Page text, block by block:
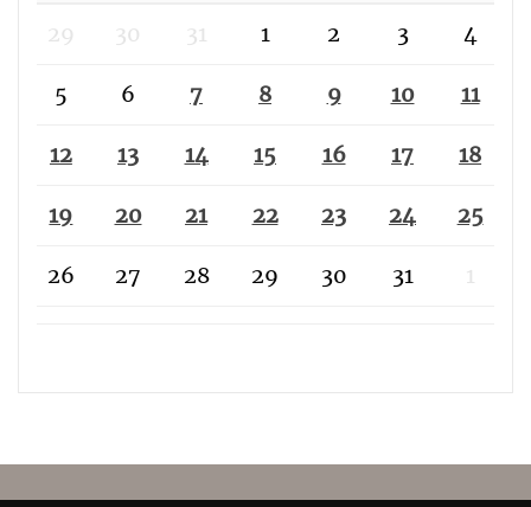
29 30 31 1 2 3 4
5 6 7 8 9 10 11
12 13 14 15 16 17 18
19 20 21 22 23 24 25
26 27 28 29 30 31 1